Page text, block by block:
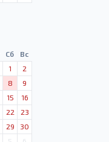
Сб
Вс
1
2
8
9
15
16
22
23
29
30